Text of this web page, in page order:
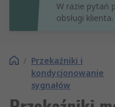
W razie pytań
obsługi klienta.
/ Przekaźniki i
kondycjonowanie
sygnałów